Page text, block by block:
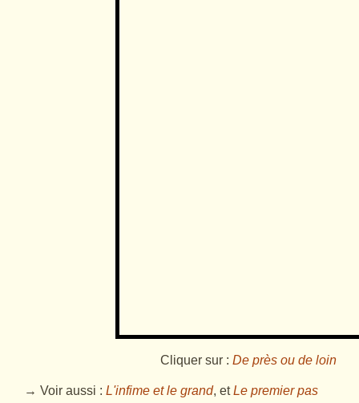
Cliquer sur : De près ou de loin
→ Voir aussi : L'infime et le grand, etLe premier pas